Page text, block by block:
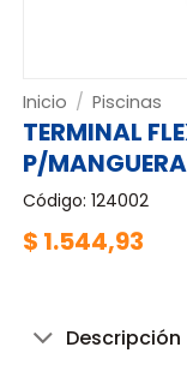
Inicio / Piscinas
TERMINAL
P/
Código: 124002
$ 1.544,93
Descripción